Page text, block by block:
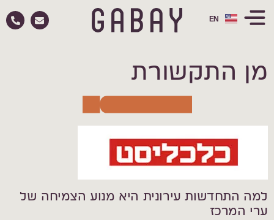
מן התקשורת
למה התחדשות עירונית היא מנוע הצמיחה של
ערי המרכז